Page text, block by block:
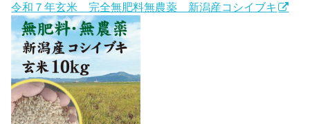
令和７年玄米 完全無肥料無農薬 新潟産コシイブキ